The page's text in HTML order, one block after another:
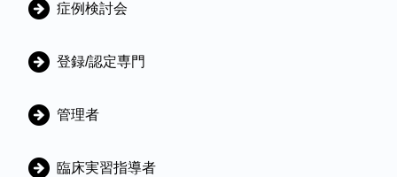
症例検討会
登録/認定専門
管理者
臨床実習指導者